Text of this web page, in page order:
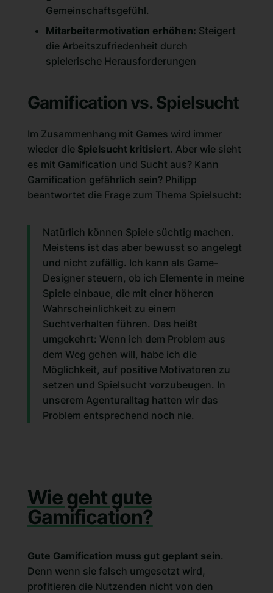
Gemeinschaftsgefühl.
Mitarbeitermotivation erhöhen: Steigert
die Arbeitszufriedenheit durch
spielerische Herausforderungen
Gamification vs. Spielsucht
Im Zusammenhang mit Games wird immer
wieder die Spielsucht kritisiert. Aber wie sieht
es mit Gamification und Sucht aus? Kann
Gamification gefährlich sein? Philipp
beantwortet die Frage zum Thema Spielsucht:
Natürlich können Spiele süchtig machen.
Meistens ist das aber bewusst so angelegt
und nicht zufällig. Ich kann als Game-
Designer steuern, ob ich Elemente in meine
Spiele einbaue, die mit einer höheren
Wahrscheinlichkeit zu einem
Suchtverhalten führen. Das heißt
umgekehrt: Wenn ich dem Problem aus
dem Weg gehen will, habe ich die
Möglichkeit, auf positive Motivatoren zu
setzen und Spielsucht vorzubeugen. In
unserem Agenturalltag hatten wir das
Problem entsprechend noch nie.
Wie geht gute
Gamification?
Gute Gamification muss gut geplant sein.
Denn wenn sie falsch umgesetzt wird,
profitieren die Nutzenden nicht von den